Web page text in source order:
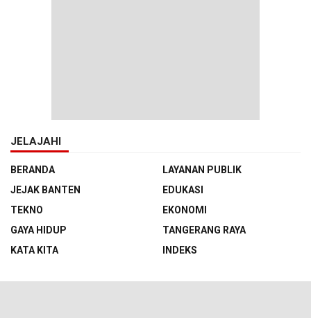
JELAJAHI
BERANDA
LAYANAN PUBLIK
JEJAK BANTEN
EDUKASI
TEKNO
EKONOMI
GAYA HIDUP
TANGERANG RAYA
KATA KITA
INDEKS